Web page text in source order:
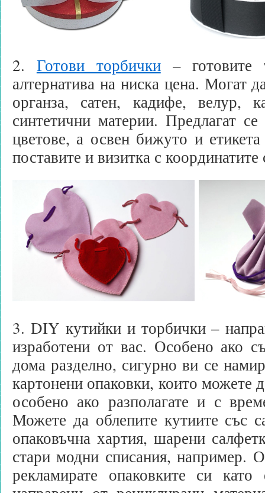
2. Готови торбички– готовите
алтернатива на ниска цена. Могат
органза, сатен, кадифе, велур,
синтетични материи. Предлагат
цветове, а освен бижуто и
поставите и визитка с координатите
3. DIY кутийки и торбички –
изработени от вас. Особено ако
дома разделно, сигурно ви се
картонени опаковки, които можете
особено ако разполагате и с
Можете да облепите кутиите със
опаковъчна хартия, шарени
стари модни списания, например.
рекламирате опаковките си